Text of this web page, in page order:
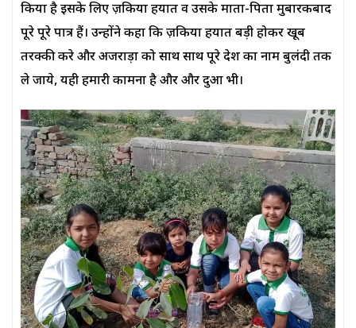
किया है इसके लिए ज़किया हयात व उसके माता-पिता मुबारकबाद
पूरे पूरे पात्र हैं। उन्होंने कहा कि ज़किया हयात बड़ी होकर खूब
तरक्की करे और अजराड़ा को साथ साथ पूरे देश का नाम बुलंदी तक
ले जाये, यही हमारी कामना है और और दुआ भी।